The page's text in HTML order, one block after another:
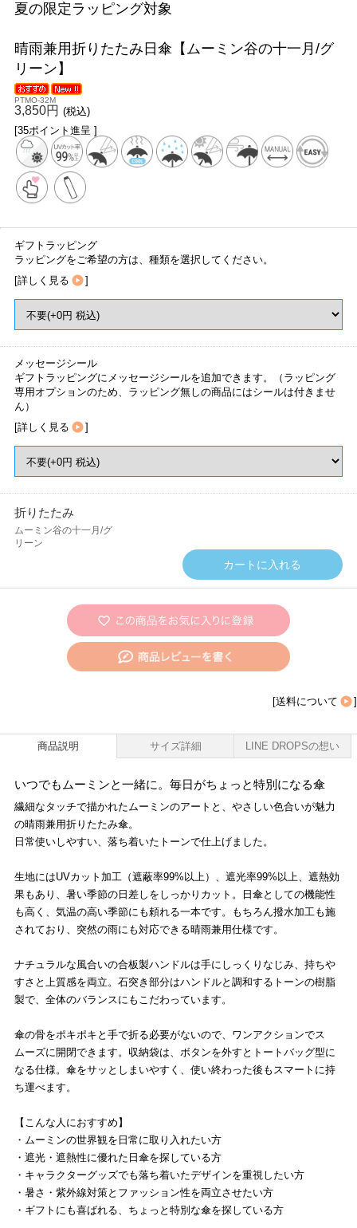
夏の限定ラッピング対象
晴雨兼用折りたたみ日傘【ムーミン谷の十一月/グ
リーン】
PTMO-32M
3,850円 (税込)
[35ポイント進呈 ]
ギフトラッピング
ラッピングをご希望の方は、種類を選択してください。
[詳しく見る ]
メッセージシール
ギフトラッピングにメッセージシールを追加できます。（ラッピング
専用オプションのため、ラッピング無しの商品にはシールは付きませ
ん）
[詳しく見る ]
折りたたみ
ムーミン谷の十一月/グ
リーン
[送料について ]
商品説明 サイズ詳細 LINE DROPSの想い
いつでもムーミンと一緒に。毎日がちょっと特別になる傘
繊細なタッチで描かれたムーミンのアートと、やさしい色合いが魅力
の晴雨兼用折りたたみ傘。
日常使いしやすい、落ち着いたトーンで仕上げました。
生地にはUVカット加工（遮蔽率99%以上）、遮光率99%以上、遮熱効
果もあり、暑い季節の日差しをしっかりカット。日傘としての機能性
も高く、気温の高い季節にも頼れる一本です。もちろん撥水加工も施
されており、突然の雨にも対応できる晴雨兼用仕様です。
ナチュラルな風合いの合板製ハンドルは手にしっくりなじみ、持ちや
すさと上質感を両立。石突き部分はハンドルと調和するトーンの樹脂
製で、全体のバランスにもこだわっています。
傘の骨をポキポキと手で折る必要がないので、ワンアクションでス
ムーズに開閉できます。収納袋は、ボタンを外すとトートバッグ型に
なる仕様。傘をサッとしまいやすく、使い終わった後もスマートに持
ち運べます。
【こんな人におすすめ】
・ムーミンの世界観を日常に取り入れたい方
・遮光・遮熱性に優れた日傘を探している方
・キャラクターグッズでも落ち着いたデザインを重視したい方
・暑さ・紫外線対策とファッション性を両立させたい方
・ギフトにも喜ばれる、ちょっと特別な傘を探している方